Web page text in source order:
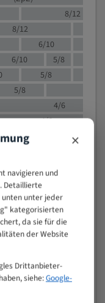
8/12
8/12
6/10
6/10
5/8
5/8
5/8
4/6
4/6
4/5
×
navigieren und
Detaillierte
unten unter jeder
kategorisierten
da sie für die
der Website
Drittanbieter-
siehe:Google-